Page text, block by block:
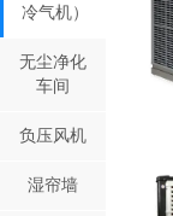
冷气机）
无尘净化
车间
负压风机
湿帘墙